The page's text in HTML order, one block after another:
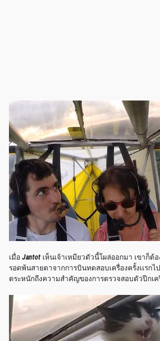
เมื่อ Jantot เห็นเจ้าเหมียวตัวนี้โผล่ออกมา เขาก็ต้
รอดพ้นสายตาจากการบินทดสอบเครื่องครั้งเเรกไ
ตระหนักถึงความสำคัญของการตรวจสอบตัวปีกเ